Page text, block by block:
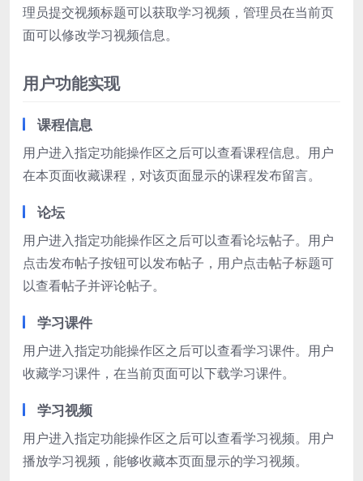
理员提交视频标题可以获取学习视频，管理员在当前页
面可以修改学习视频信息。
用户功能实现
课程信息
用户进入指定功能操作区之后可以查看课程信息。用户
在本页面收藏课程，对该页面显示的课程发布留言。
论坛
用户进入指定功能操作区之后可以查看论坛帖子。用户
点击发布帖子按钮可以发布帖子，用户点击帖子标题可
以查看帖子并评论帖子。
学习课件
用户进入指定功能操作区之后可以查看学习课件。用户
收藏学习课件，在当前页面可以下载学习课件。
学习视频
用户进入指定功能操作区之后可以查看学习视频。用户
播放学习视频，能够收藏本页面显示的学习视频。